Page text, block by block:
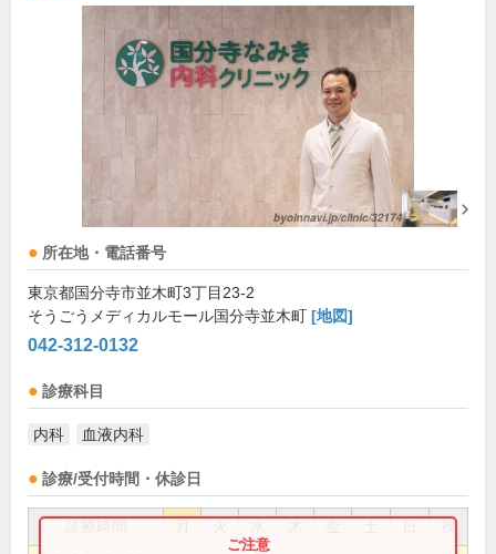
所在地・電話番号
東京都国分寺市並木町3丁目23-2
そうごうメディカルモール国分寺並木町 [地図]
042-312-0132
診療科目
内科 血液内科
診療/受付時間・休診日
祝